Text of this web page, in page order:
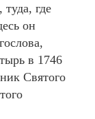
туда, где
он
в 1746
Святого